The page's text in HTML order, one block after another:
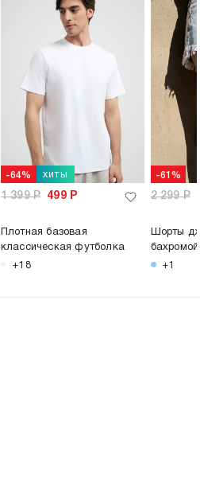
-64% хиты
1 399Р 499Р
Плотная базовая
классическая футболка
+18
-61%
2 299Р
Шорты
бахромой
+1